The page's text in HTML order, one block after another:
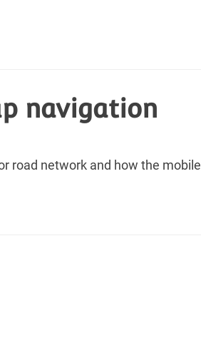
navigation
road network and how the mobile